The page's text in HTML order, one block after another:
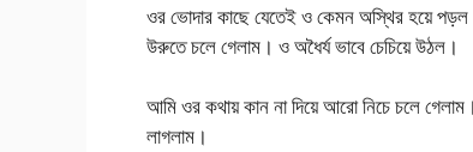
ওর ভোদার কাছে যেতেই ও কেমন অস্থির হয়ে
উরুতে চলে গেলাম। ও অধৈর্য ভাবে চেচিয়ে উঠল।
আমি ওর কথায় কান না দিয়ে আরো নিচে চলে
লাগলাম।